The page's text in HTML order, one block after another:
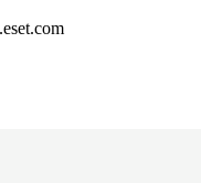
.eset.com